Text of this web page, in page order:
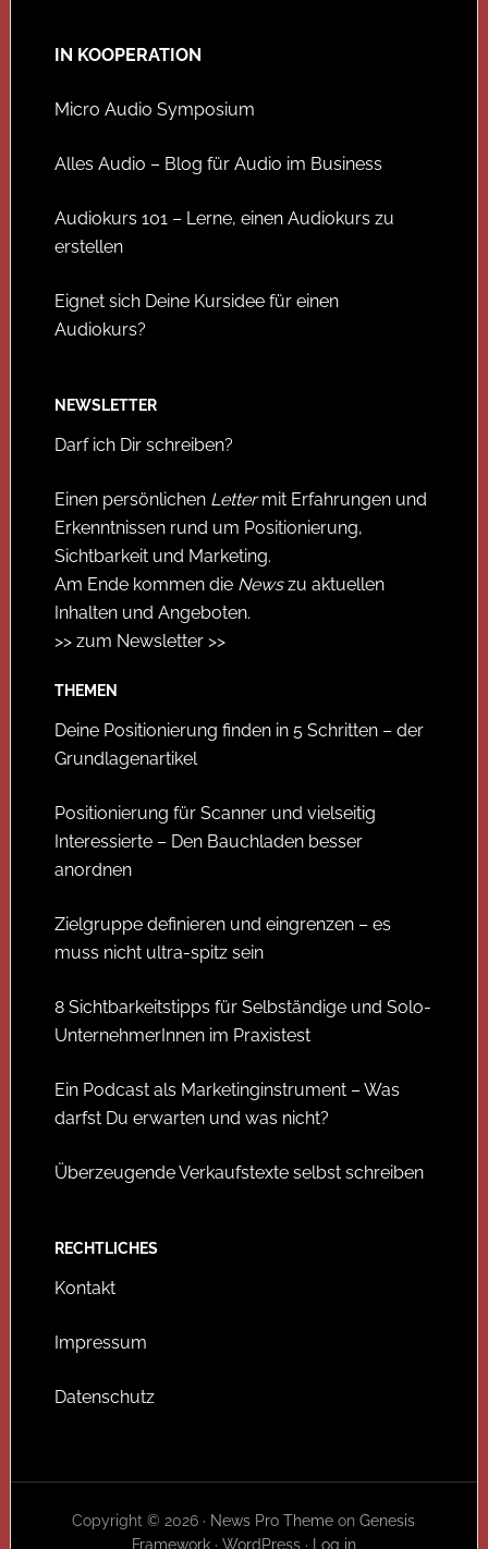
IN KOOPERATION
Micro Audio Symposium
Alles Audio – Blog für Audio im Business
Audiokurs 101 – Lerne, einen Audiokurs zu
erstellen
Eignet sich Deine Kursidee für einen
Audiokurs?
NEWSLETTER
Darf ich Dir schreiben?
Einen persönlichen Lettermit Erfahrungen und
Erkenntnissen rund um Positionierung,
Sichtbarkeit und Marketing.
Am Ende kommen die Newszu aktuellen
Inhalten und Angeboten.
>> zum Newsletter >>
THEMEN
Deine Positionierung finden in 5 Schritten – der
Grundlagenartikel
Positionierung für Scanner und vielseitig
Interessierte – Den Bauchladen besser
anordnen
Zielgruppe definieren und eingrenzen – es
muss nicht ultra-spitz sein
8 Sichtbarkeitstipps für Selbständige und Solo-
UnternehmerInnen im Praxistest
Ein Podcast als Marketinginstrument – Was
darfst Du erwarten und was nicht?
Überzeugende Verkaufstexte selbst schreiben
RECHTLICHES
Kontakt
Impressum
Datenschutz
Copyright © 2026 · News Pro Theme onGenesis
Framework· WordPress· Log in